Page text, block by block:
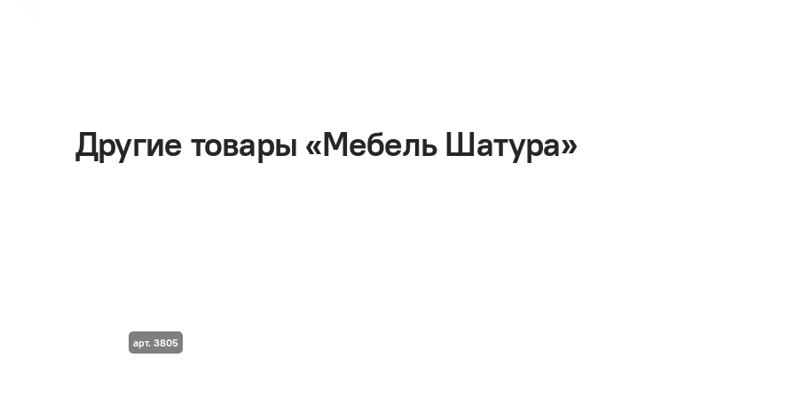
Другие товары «Мебель Шатура»
арт. 3805